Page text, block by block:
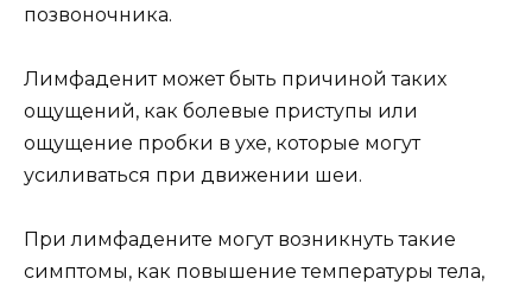
позвоночника.
Лимфаденит может быть причиной таких
ощущений, как болевые приступы или
ощущение пробки в ухе, которые могут
усиливаться при движении шеи.
При лимфадените могут возникнуть такие
симптомы, как повышение температуры тела,